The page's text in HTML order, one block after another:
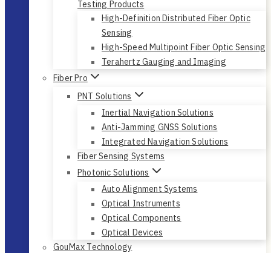
Testing Products
High-Definition Distributed Fiber Optic
Sensing
High-Speed Multipoint Fiber Optic Sensing
Terahertz Gauging and Imaging
Fiber Pro
PNT Solutions
Inertial Navigation Solutions
Anti-Jamming GNSS Solutions
Integrated Navigation Solutions
Fiber Sensing Systems
Photonic Solutions
Auto Alignment Systems
Optical Instruments
Optical Components
Optical Devices
GouMax Technology